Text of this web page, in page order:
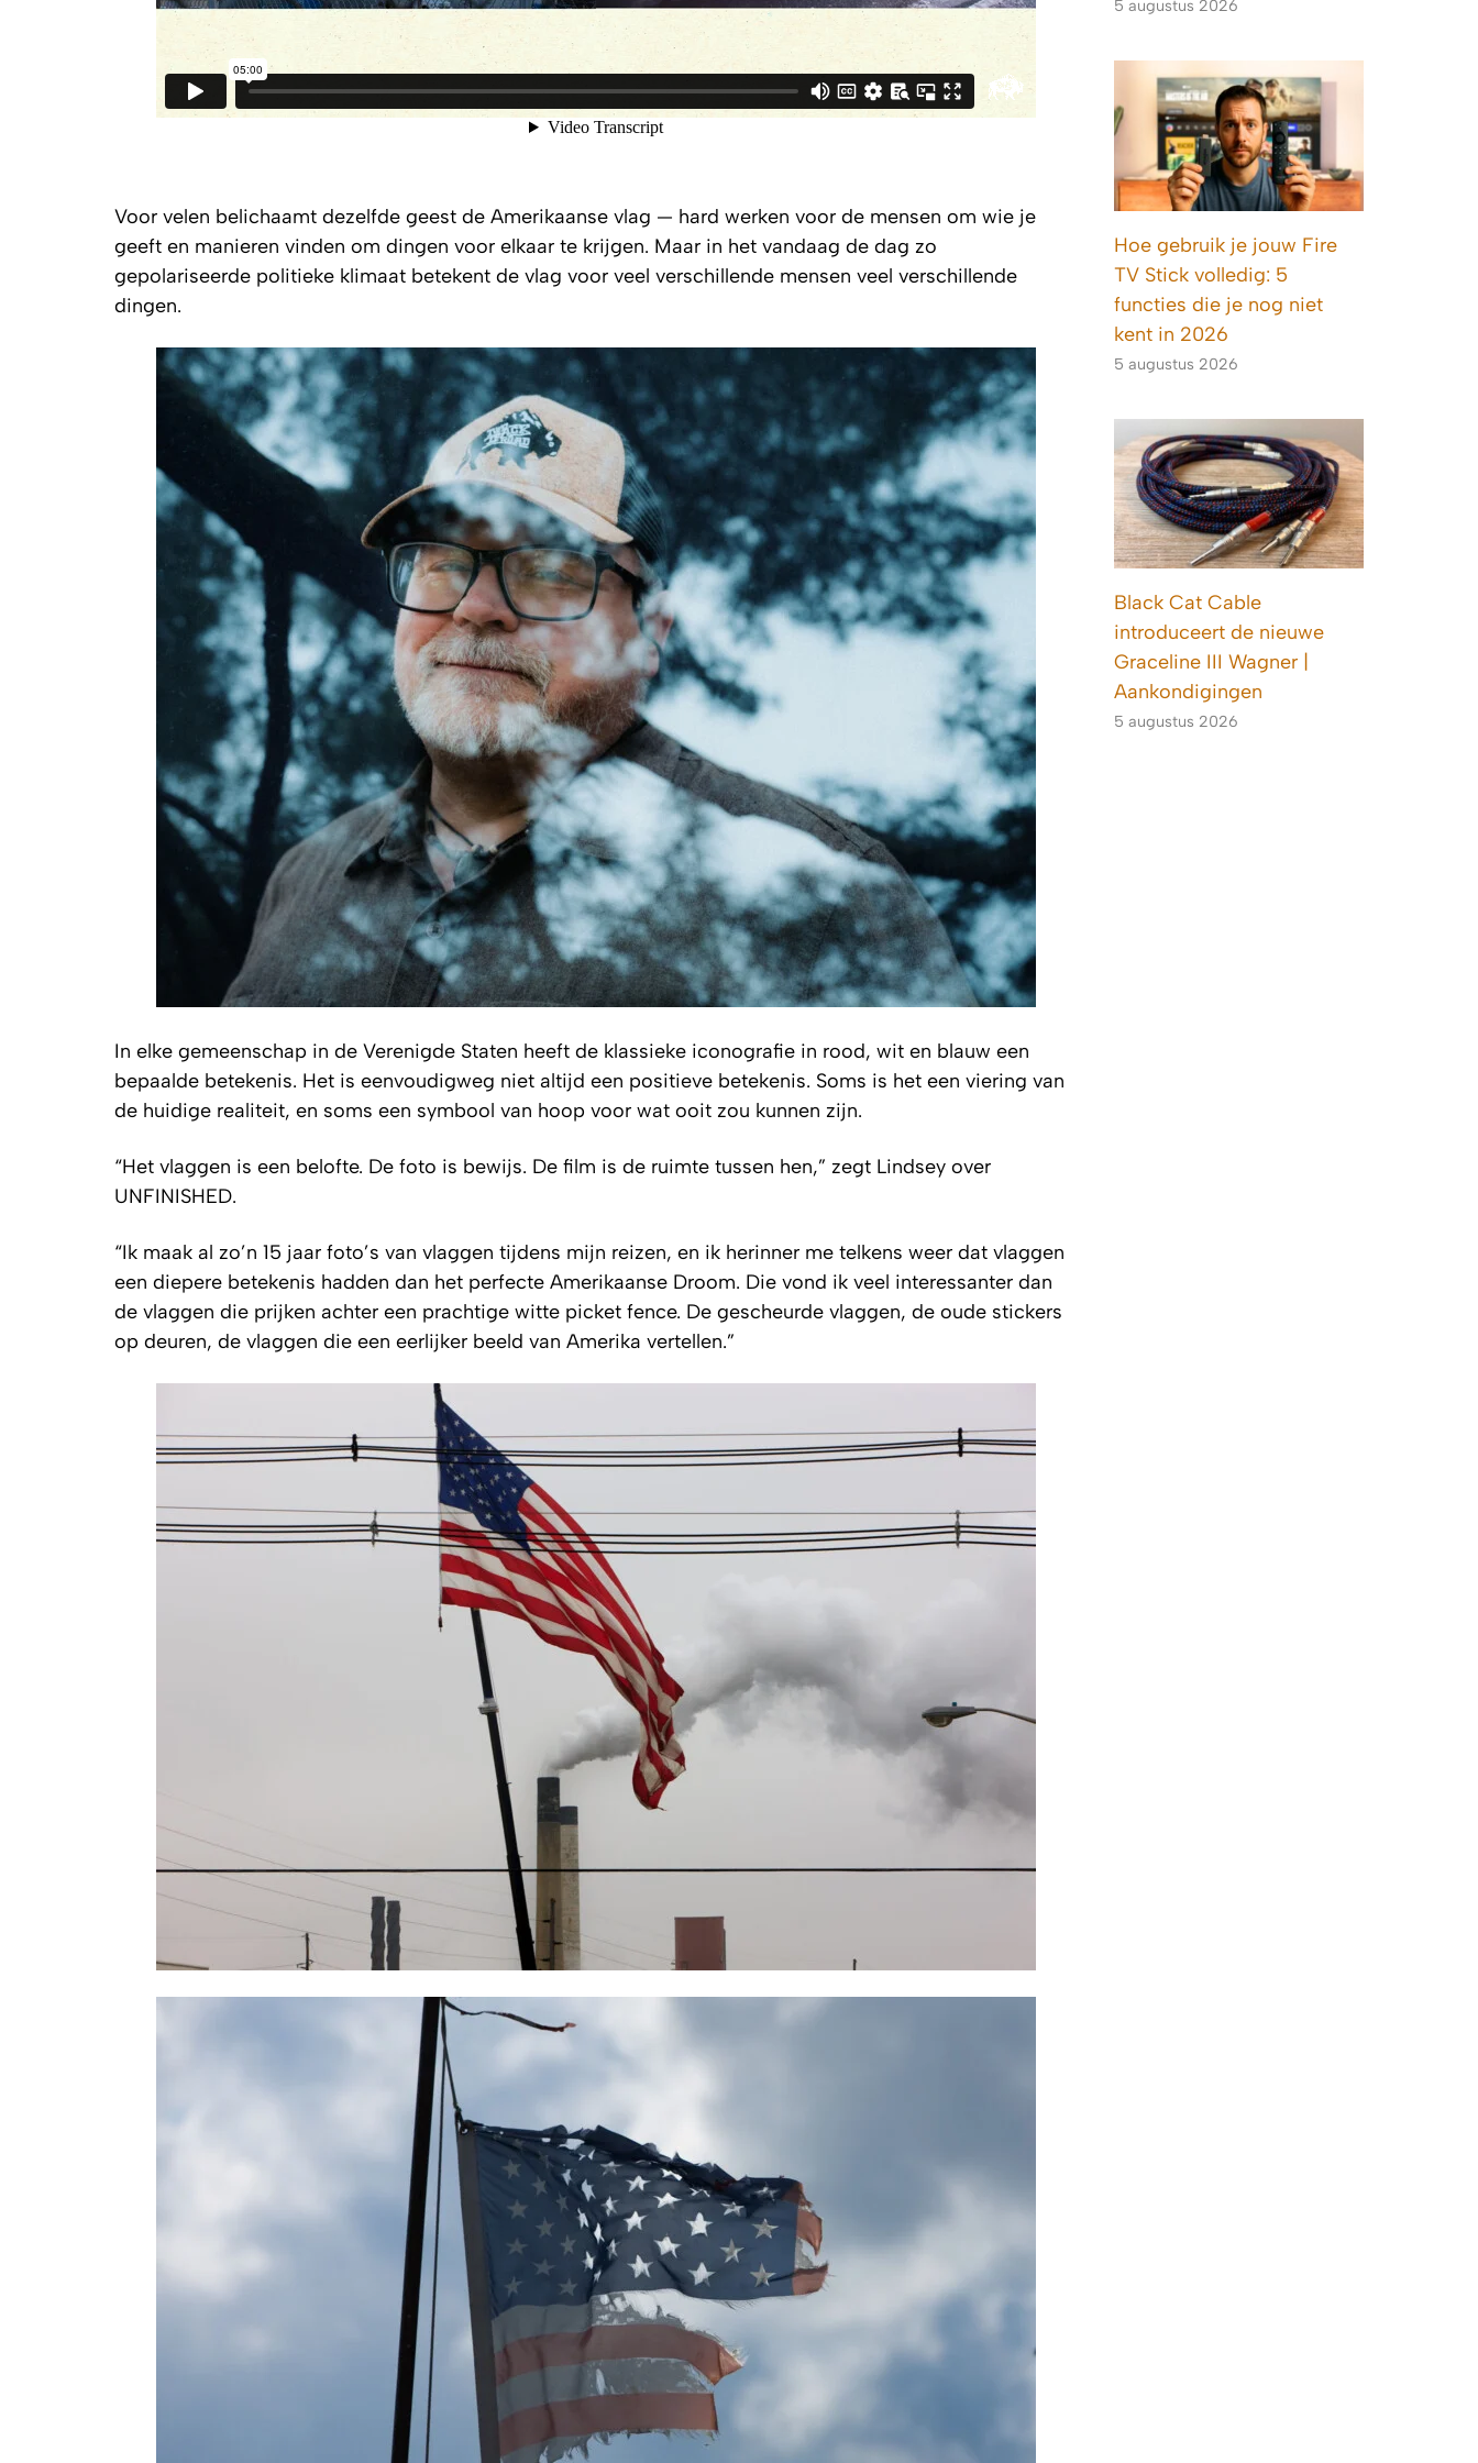
Voor velen belichaamt dezelfde geest de Amerikaanse vlag — hard werken voor de mensen om wie je
geeft en manieren vinden om dingen voor elkaar te krijgen. Maar in het vandaag de dag zo
gepolariseerde politieke klimaat betekent de vlag voor veel verschillende mensen veel verschillende
dingen.
In elke gemeenschap in de Verenigde Staten heeft de klassieke iconografie in rood, wit en blauw een
bepaalde betekenis. Het is eenvoudigweg niet altijd een positieve betekenis. Soms is het een viering van
de huidige realiteit, en soms een symbool van hoop voor wat ooit zou kunnen zijn.
“Het vlaggen is een belofte. De foto is bewijs. De film is de ruimte tussen hen,” zegt Lindsey over
UNFINISHED.
“Ik maak al zo’n 15 jaar foto’s van vlaggen tijdens mijn reizen, en ik herinner me telkens weer dat vlaggen
een diepere betekenis hadden dan het perfecte Amerikaanse Droom. Die vond ik veel interessanter dan
de vlaggen die prijken achter een prachtige witte picket fence. De gescheurde vlaggen, de oude stickers
op deuren, de vlaggen die een eerlijker beeld van Amerika vertellen.”
5 augustus 2026
Hoe gebruik je jouw Fire
TV Stick volledig: 5
functies die je nog niet
kent in 2026
5 augustus 2026
Black Cat Cable
introduceert de nieuwe
Graceline III Wagner |
Aankondigingen
5 augustus 2026